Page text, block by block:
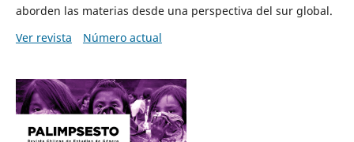
aborden las materias desde una perspectiva del sur global.
Ver revista
Número actual